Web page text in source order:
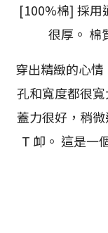
[100%棉] 採用
很厚。 棉
穿出精緻的心
孔和寬度都很
蓋力很好，稍
T 卹。 這是一